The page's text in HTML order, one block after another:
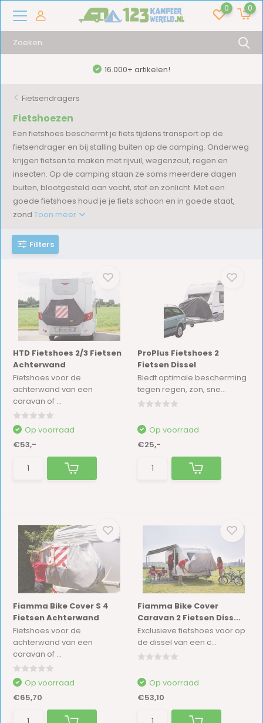
0 0
16.000+ artikelen!
Fietsendragers
Fietshoezen
Een fietshoes beschermt je fiets tijdens transport op de
fietsendrager en bij stalling buiten op de camping. Onderweg
krijgen fietsen te maken met rijvuil, wegenzout, regen en
insecten. Op de camping staan ze soms meerdere dagen
buiten, blootgesteld aan vocht, stof en zonlicht. Met een
goede fietshoes houd je je fiets schoon en in goede staat,
zondToon meer
Filters
HTD Fietshoes 2/3 Fietsen
Achterwand
Fietshoes voor de
achterwand van een
caravan of ...
Op voorraad
€53,-
ProPlus Fietshoes 2
Fietsen Dissel
Biedt optimale bescherming
tegen regen, zon, sne...
Op voorraad
€25,-
Fiamma Bike Cover S 4
Fietsen Achterwand
Fietshoes voor de
achterwand van een
caravan of ...
Op voorraad
€65,70
Fiamma Bike Cover
Caravan 2 Fietsen Diss...
Exclusieve fietshoes voor op
de dissel van een c...
Op voorraad
€53,10